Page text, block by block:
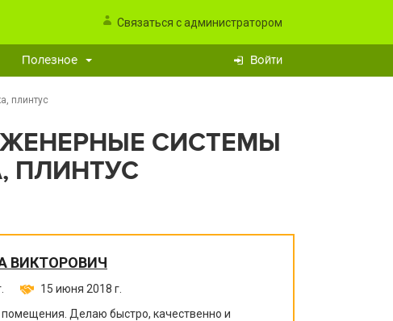
Связаться с администратором
Полезное Войти
плинтус
СИСТЕМЫ
ПЛИНТУС
ВИКТОРОВИЧ
15 июня 2018 г.
Делаю быстро, качественно и